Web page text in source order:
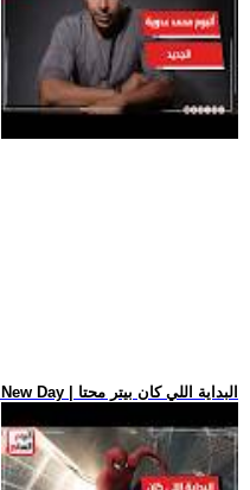
.. فيلم Spider-Man: Brand New Day | البداية اللي كان بيتر محتا